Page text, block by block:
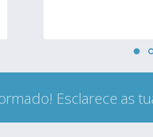
Esclarece as